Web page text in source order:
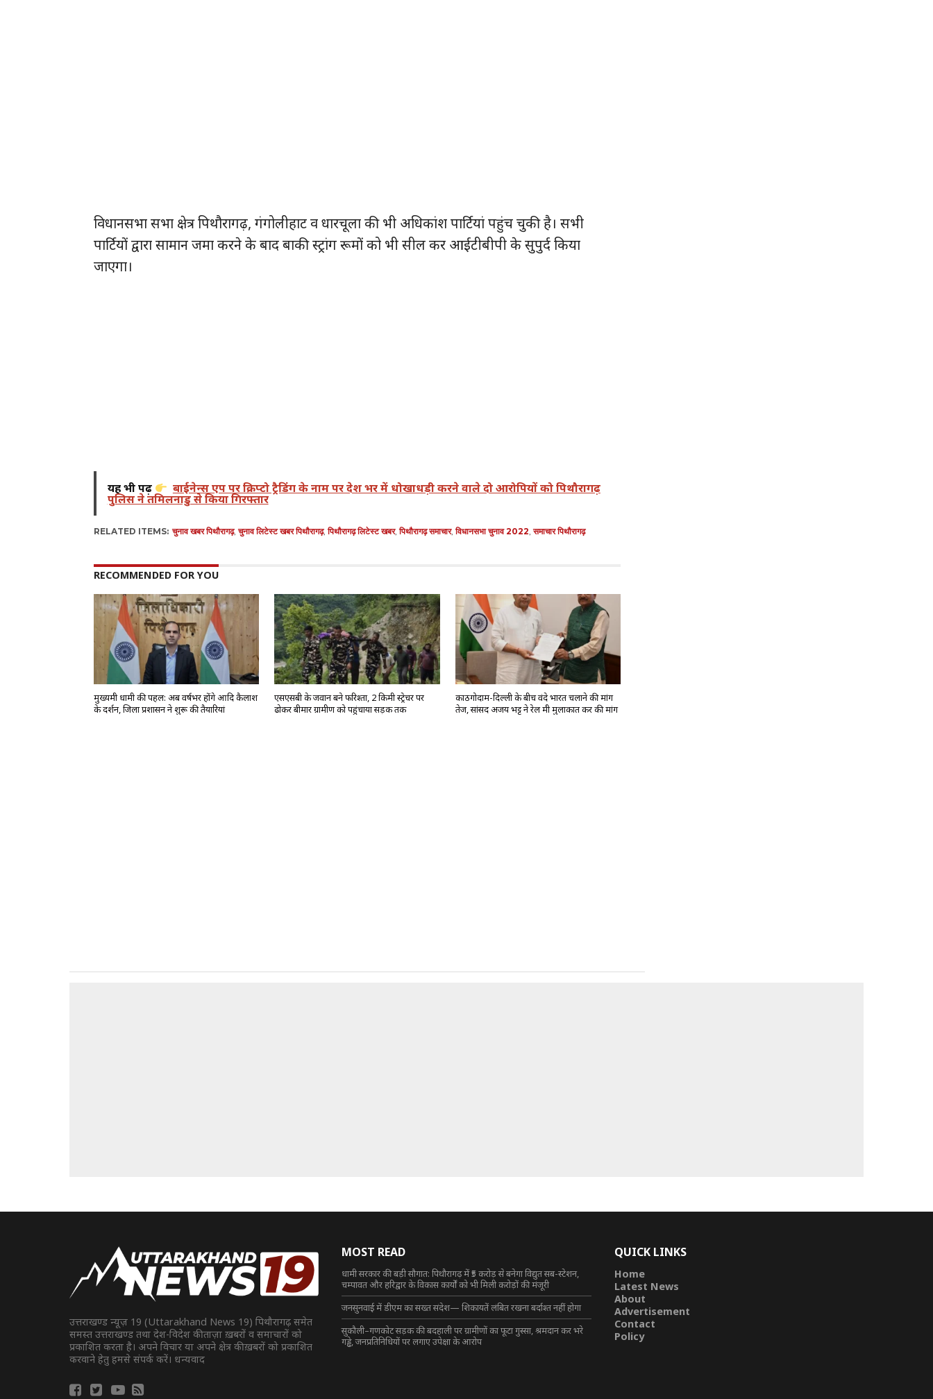
विधानसभा सभा क्षेत्र पिथौरागढ़, गंगोलीहाट व धारचूला की भी अधिकांश पार्टियां पहुंच चुकी है। सभी
पार्टियों द्वारा सामान जमा करने के बाद बाकी स्ट्रांग रूमों को भी सील कर आईटीबीपी के सुपुर्द किया
जाएगा।
यह भी पढ़ें बाईनेन्स एप पर क्रिप्टो ट्रैडिंग के नाम पर देश भर में धोखाधड़ी करने वाले दो आरोपियों को पिथौरागढ़
पुलिस ने तमिलनाडु से किया गिरफ्तार
RELATED ITEMS: चुनाव खबर पिथौरागढ़,चुनाव लिटेस्ट खबर पिथौरागढ़,पिथौरागढ़ लिटेस्ट खबर,पिथौरागढ़ समाचार,विधानसभा चुनाव 2022,समाचार पिथौरागढ़
RECOMMENDED FOR YOU
मुख्यमंत्री धामी की पहल: अब वर्षभर होंगे आदि कैलाश
के दर्शन, जिला प्रशासन ने शुरू की तैयारियां
एसएसबी के जवान बने फरिश्ता, 2 किमी स्ट्रेचर पर
ढोकर बीमार ग्रामीण को पहुंचाया सड़क तक
काठगोदाम-दिल्ली के बीच वंदे भारत चलाने की मांग
तेज, सांसद अजय भट्ट ने रेल मंत्री मुलाकात कर की मांग
उत्तराखण्ड न्यूज़ 19 (Uttarakhand News 19) पिथौरागढ़ समेत
समस्त उत्तराखण्ड तथा देश-विदेश की ताज़ा ख़बरों व समाचारों को
प्रकाशित करता है। अपने विचार या अपने क्षेत्र की ख़बरों को प्रकाशित
करवाने हेतु हमसे संपर्क करें। धन्यवाद
MOST READ
धामी सरकार की बड़ी सौगात: पिथौरागढ़ में ₹5 करोड़ से बनेगा विद्युत सब-स्टेशन,
चम्पावत और हरिद्वार के विकास कार्यों को भी मिली करोड़ों की मंजूरी
जनसुनवाई में डीएम का सख्त संदेश— शिकायतें लंबित रखना बर्दाश्त नहीं होगा
सुकौली–गणकोट सड़क की बदहाली पर ग्रामीणों का फूटा गुस्सा, श्रमदान कर भरे
गड्ढे, जनप्रतिनिधियों पर लगाए उपेक्षा के आरोप
QUICK LINKS
Home
Latest News
About
Advertisement
Contact
Policy